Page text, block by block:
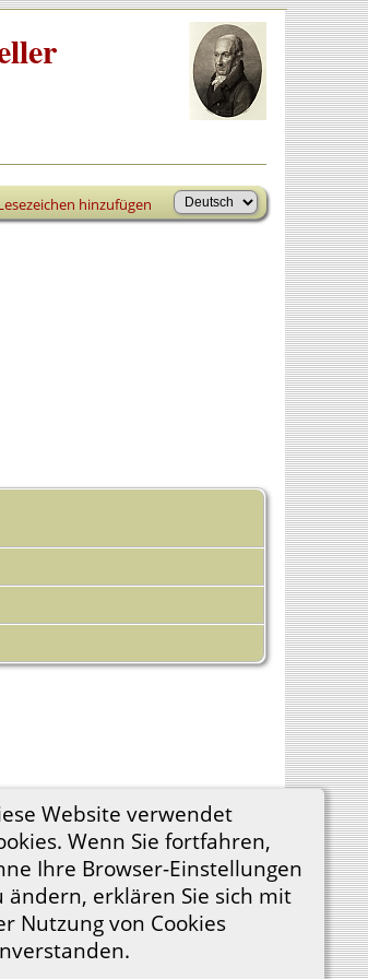
hinzufügen
Website verwendet
Wenn Sie fortfahren,
Ihre Browser-Einstellungen
ändern, erklären Sie sich mit
Nutzung von Cookies